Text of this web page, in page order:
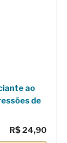
ao
de
R$ 24,90